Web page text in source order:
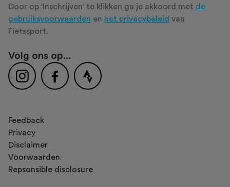
Door op 'Inschrijven' te klikken ga je akkoord met de
gebruiksvoorwaarden en het privacybeleid van
Fietssport.
Volg ons op...
Feedback
Privacy
Disclaimer
Voorwaarden
Repsonsible disclosure